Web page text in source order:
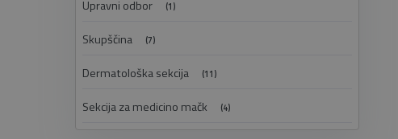
Upravni odbor (1)
Skupščina (7)
Dermatološka sekcija (11)
Sekcija za medicino mačk (4)